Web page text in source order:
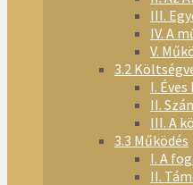
III.
IV. A
V.
3.2
I.
II.
III. A
3.3 Működés
I. A
II.